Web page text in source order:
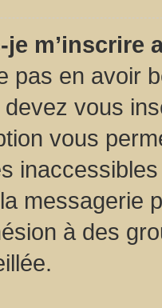
m’inscrire
pas en avoir
vous
vous
messagerie
à des